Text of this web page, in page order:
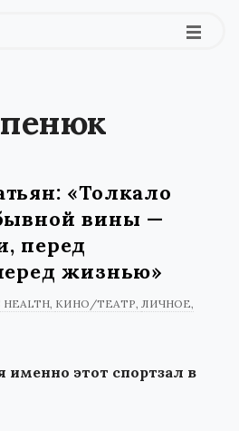
«Толкало
вины —
перед
жизнью»
HEALTH КИНО/ТЕАТР ЛИЧНОЕ
этот спортзал в